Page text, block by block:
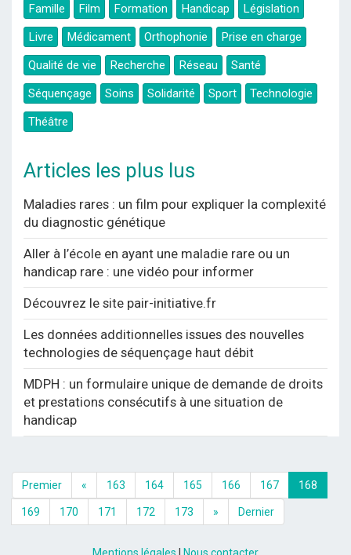
Famille
Film Formation Handicap
Législation
Livre
Médicament Orthophonie
Prise en charge
Qualité de vie
Recherche Réseau
Santé
Séquençage
Soins Solidarité Sport
Technologie
Théâtre
Articles les plus lus
Maladies rares : un film pour expliquer la complexité
du diagnostic génétique
Aller à l’école en ayant une maladie rare ou un
handicap rare : une vidéo pour informer
Découvrez le site pair-initiative.fr
Les données additionnelles issues des nouvelles
technologies de séquençage haut débit
MDPH : un formulaire unique de demande de droits
et prestations consécutifs à une situation de
handicap
Premier « 163 164 165 166 167 168
169 170 171 172 173 » Dernier